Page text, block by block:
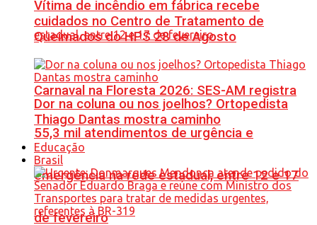
Carnaval na Floresta 2026: SES-AM registra
55,3 mil atendimentos de urgência e
emergência na rede estadual, entre 12 e 17
de fevereiro
Vítima de incêndio em fábrica recebe
cuidados no Centro de Tratamento de
Queimados do HPS 28 de Agosto
Dor na coluna ou nos joelhos? Ortopedista
Thiago Dantas mostra caminho
Educação
Brasil